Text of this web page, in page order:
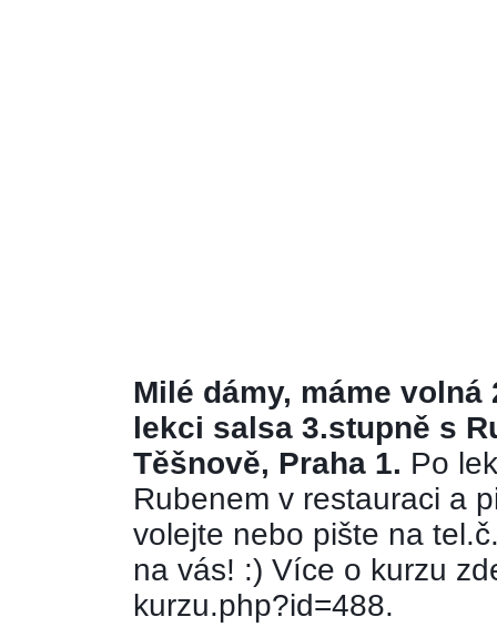
Milé dámy, máme
lekci salsa 3.stupně s
Těšnově, Praha 1. Po
Rubenem v restauraci a
volejte nebo pište na
na vás! :) Více o kurzu
kurzu.php?id=488.